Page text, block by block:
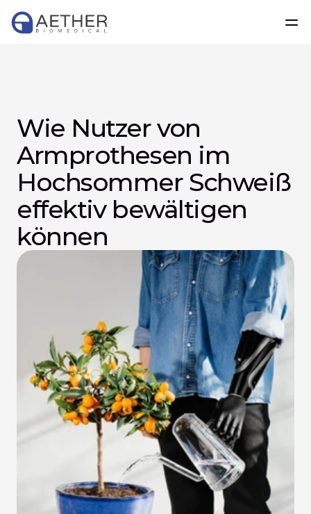
Wie Nutzer von
Armprothesen im
Hochsommer Schweiß
effektiv bewältigen
können